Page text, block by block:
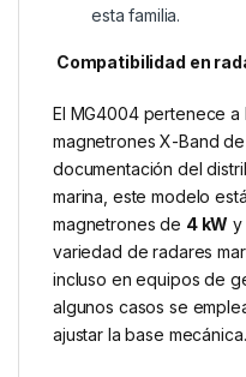
esta familia.
Compatibilidad en
El MG4004 pertenece a
magnetrones X-Band
documentación del
marina, este modelo
magnetrones de 4 kW y
variedad de radares
incluso en equipos de
algunos casos se
ajustar la base mecánica.